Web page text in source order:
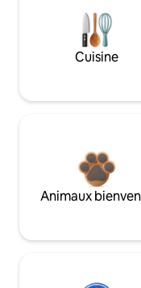
Cuisine
Animaux